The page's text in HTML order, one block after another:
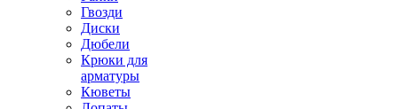
Гвозди
Диски
Дюбели
Крюки для
арматуры
Кюветы